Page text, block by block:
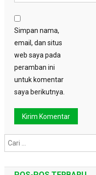
Simpan nama,
email, dan situs
web saya pada
peramban ini
untuk komentar
saya berikutnya.